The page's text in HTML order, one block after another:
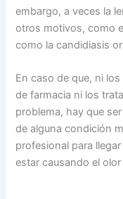
embargo, a veces la
otros motivos, como
como la candidiasis
En caso de que, ni
de farmacia ni los
problema, hay que
de alguna condición
profesional para
estar causando el